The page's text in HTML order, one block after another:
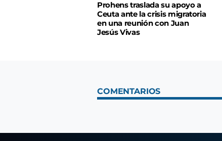
Prohens traslada su apoyo a
Ceuta ante la crisis migratoria
en una reunión con Juan
Jesús Vivas
COMENTARIOS